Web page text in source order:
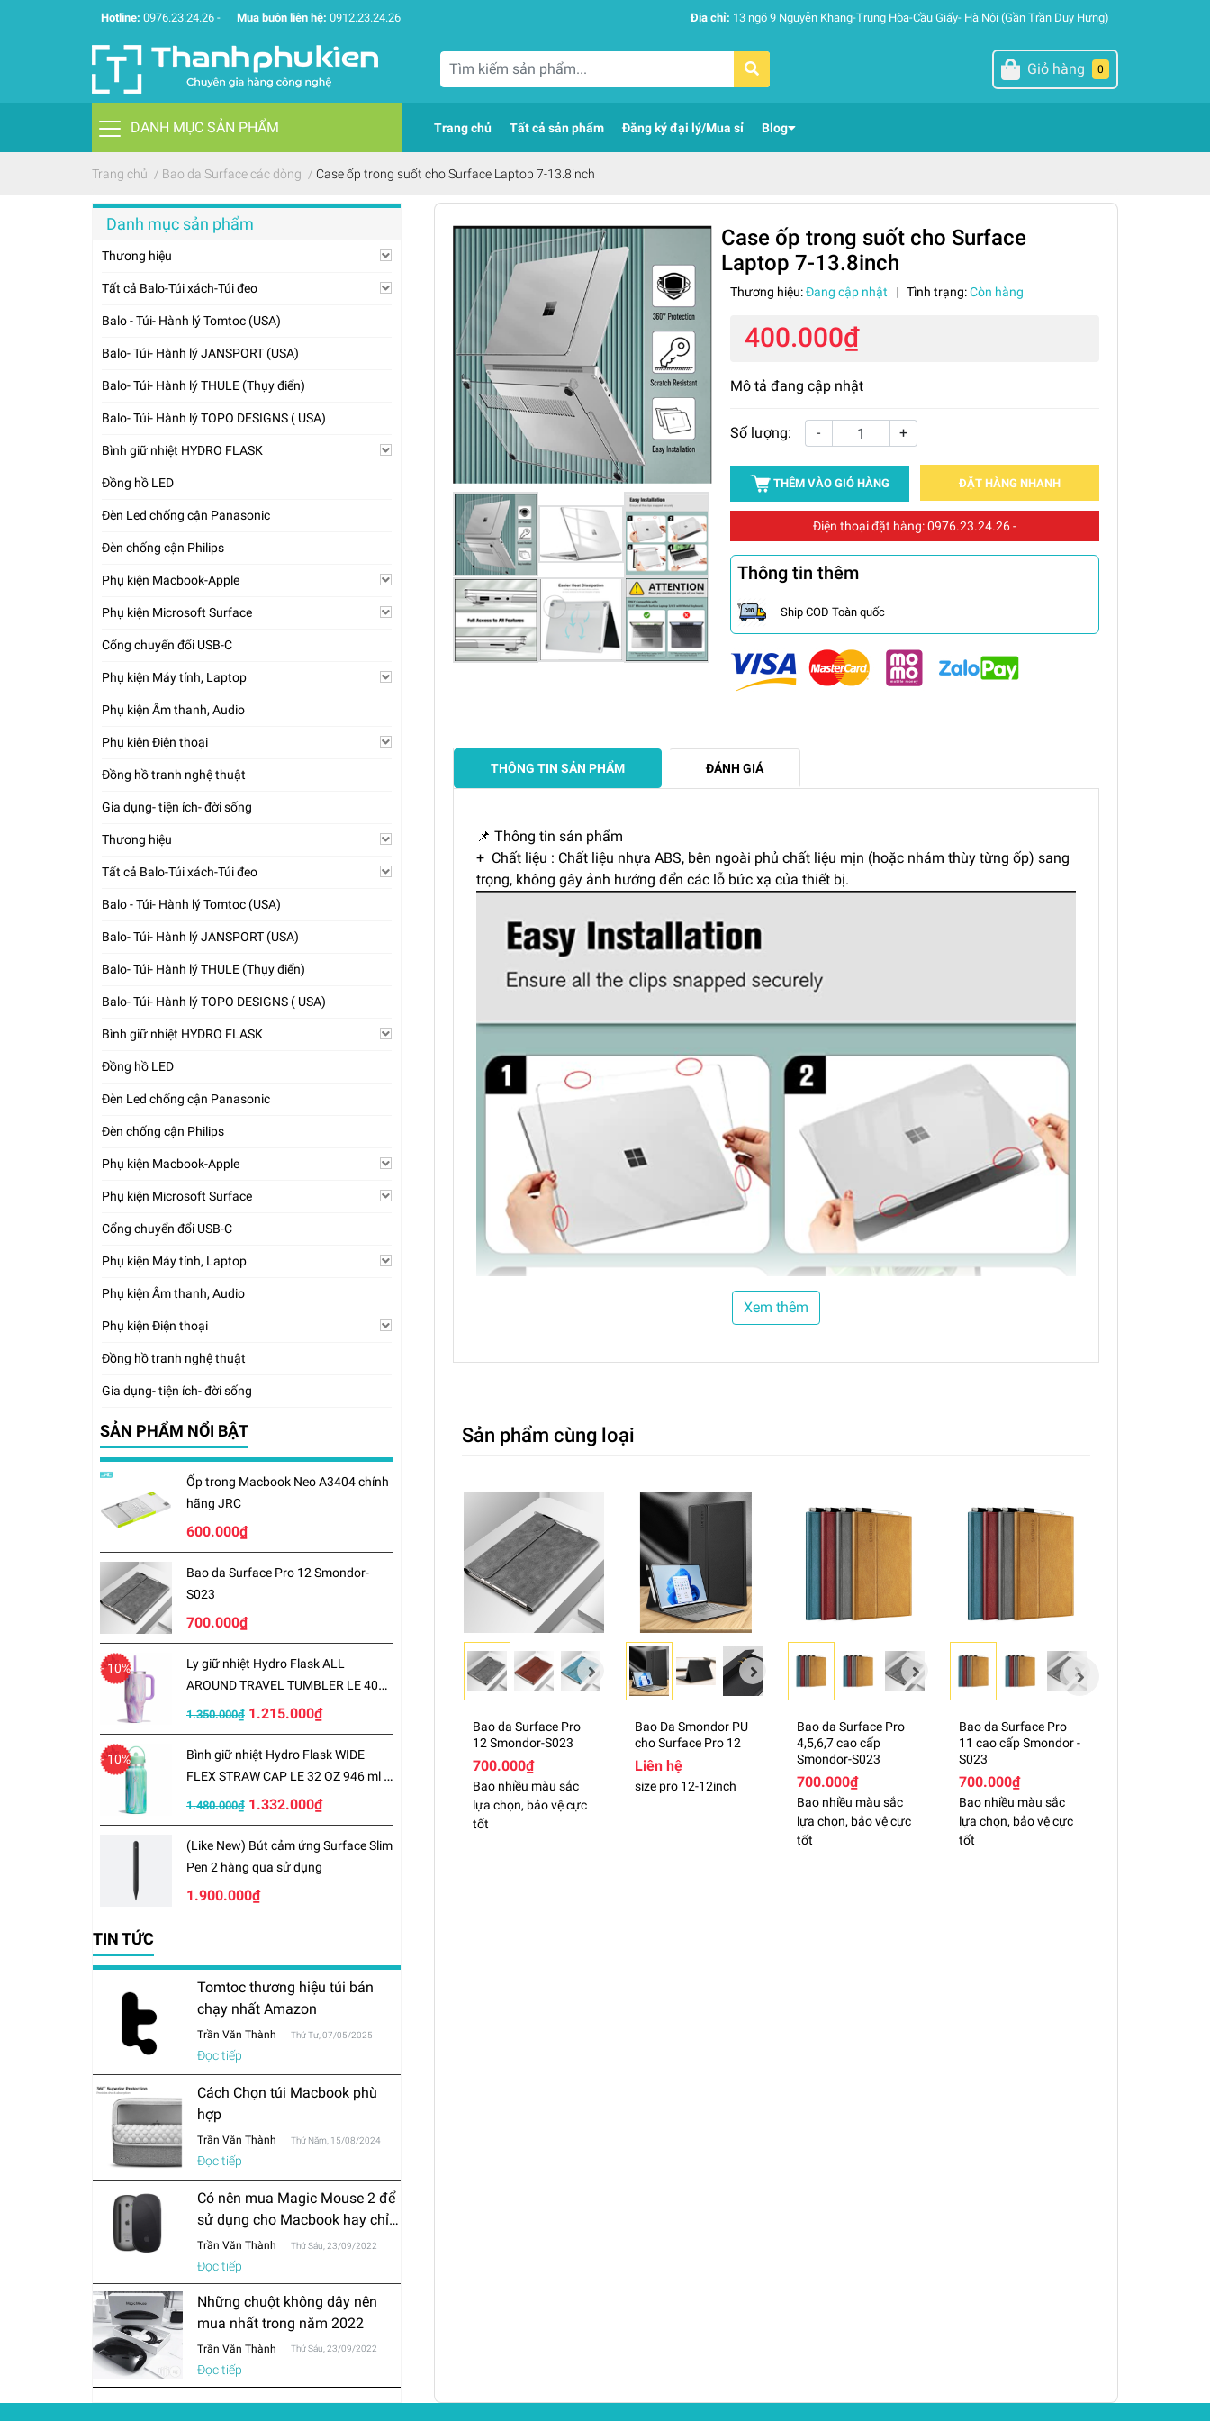
Hotline: 0976.23.24.26 - Mua buôn liên hệ: 0912.23.24.26 Địa chỉ: 13 ngõ 9 Nguyễn Khang-Trung Hòa-Cầu Giấy- Hà Nội (Gần Trần Duy Hưng)
Giỏ hàng 0
DANH MỤC SẢN PHẨM Trang chủ Tất cả sản phẩm Đăng ký đại lý/Mua sỉ Blog
Trang chủ / Bao da Surface các dòng / Case ốp trong suốt cho Surface Laptop 7-13.8inch
Case ốp trong suốt cho Surface
Laptop 7-13.8inch
Thương hiệu:Đang cập nhật | Tình trạng:Còn hàng
400.000₫
Mô tả đang cập nhật
Số lượng: - +
THÊM VÀO GIỎ HÀNG ĐẶT HÀNG NHANH
Điện thoại đặt hàng:0976.23.24.26-
Thông tin thêm
Ship COD Toàn quốc
THÔNG TIN SẢN PHẨM ĐÁNH GIÁ
📌 Thông tin sản phẩm
+ Chất liệu : Chất liệu nhựa ABS, bên ngoài phủ chất liệu mịn (hoặc nhám thùy từng ốp) sang
trọng, không gây ảnh hướng đển các lỗ bức xạ của thiết bị.
+ Ốp bao gồm 2 mặt rời nhau (mặt lưng + mặt đáy), mặt đáy có 4 đệm cao su giúp chống
trơn trượt trên mặt bàn
+ Thiết kế riêng cho từng dòng, đây chính là lý do phải đặt chuẩn model nhé bạn
+ Phụ kiện toàn diện và tuyệt vời nhất khi bảo vệ surface laptop
+ Cấu trúc có khe thoát nhiệt linh hoạt nên bạn hoàn toàn yên tâm không lo nóng máy.
📌 Quý khách lưu ý: Trường hợp không đúng size hoặc thiếu hàng xin liên hệ với shop để xử lý
nhanh gọn ạ, vì có thể nhầm lẫn trong quá trình đóng gói (rất hiếm)
Cám ơn quý khách hàng đã tin tưởng shop ạ
========================
Xem thêm
Sản phẩm cùng loại
Bao da Surface Pro
12 Smondor-S023
700.000₫
Bao nhiều màu sắc
lựa chọn, bảo vệ cực
tốt
Bao Da Smondor PU
cho Surface Pro 12
Liên hệ
size pro 12-12inch
Bao da Surface Pro
4,5,6,7 cao cấp
Smondor-S023
700.000₫
Bao nhiều màu sắc
lựa chọn, bảo vệ cực
tốt
Bao da Surface Pro
11 cao cấp Smondor -
S023
700.000₫
Bao nhiều màu sắc
lựa chọn, bảo vệ cực
tốt
Danh mục sản phẩm
Thương hiệu
Tất cả Balo-Túi xách-Túi đeo
Balo - Túi- Hành lý Tomtoc (USA)
Balo- Túi- Hành lý JANSPORT (USA)
Balo- Túi- Hành lý THULE (Thụy điển)
Balo- Túi- Hành lý TOPO DESIGNS ( USA)
Bình giữ nhiệt HYDRO FLASK
Đồng hồ LED
Đèn Led chống cận Panasonic
Đèn chống cận Philips
Phụ kiện Macbook-Apple
Phụ kiện Microsoft Surface
Cổng chuyển đổi USB-C
Phụ kiện Máy tính, Laptop
Phụ kiện Âm thanh, Audio
Phụ kiện Điện thoại
Đồng hồ tranh nghệ thuật
Gia dụng- tiện ích- đời sống
Thương hiệu
Tất cả Balo-Túi xách-Túi đeo
Balo - Túi- Hành lý Tomtoc (USA)
Balo- Túi- Hành lý JANSPORT (USA)
Balo- Túi- Hành lý THULE (Thụy điển)
Balo- Túi- Hành lý TOPO DESIGNS ( USA)
Bình giữ nhiệt HYDRO FLASK
Đồng hồ LED
Đèn Led chống cận Panasonic
Đèn chống cận Philips
Phụ kiện Macbook-Apple
Phụ kiện Microsoft Surface
Cổng chuyển đổi USB-C
Phụ kiện Máy tính, Laptop
Phụ kiện Âm thanh, Audio
Phụ kiện Điện thoại
Đồng hồ tranh nghệ thuật
Gia dụng- tiện ích- đời sống
SẢN PHẨM NỔI BẬT
Ốp trong Macbook Neo A3404 chính
hãng JRC
600.000₫
Bao da Surface Pro 12 Smondor-
S023
700.000₫
Ly giữ nhiệt Hydro Flask ALL
AROUND TRAVEL TUMBLER LE 40
OZ 1183 ml – LE-S25TT40
1.350.000₫ 1.215.000₫
- 10%
Bình giữ nhiệt Hydro Flask WIDE
FLEX STRAW CAP LE 32 OZ 946 ml –
LE-S25W32
1.480.000₫ 1.332.000₫
- 10%
(Like New) Bút cảm ứng Surface Slim
Pen 2 hàng qua sử dụng
1.900.000₫
TIN TỨC
Tomtoc thương hiệu túi bán
chạy nhất Amazon
Trần Văn Thành Thứ Tư, 07/05/2025
Đọc tiếp
Cách Chọn túi Macbook phù
hợp
Trần Văn Thành Thứ Năm, 15/08/2024
Đọc tiếp
Có nên mua Magic Mouse 2 để
sử dụng cho Macbook hay chỉ
mua chuột thông thường?
Trần Văn Thành Thứ Sáu, 23/09/2022
Đọc tiếp
Những chuột không dây nên
mua nhất trong năm 2022
Trần Văn Thành Thứ Sáu, 23/09/2022
Đọc tiếp